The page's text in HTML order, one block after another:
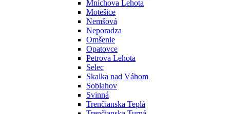
Mníchova Lehota
Motešice
Nemšová
Neporadza
Omšenie
Opatovce
Petrova Lehota
Selec
Skalka nad Váhom
Soblahov
Svinná
Trenčianska Teplá